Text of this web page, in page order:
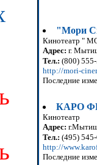
"Мори
Кинотеатр "
Адрес: г.
Тел.: (800)
http://mori-
Последние
КАРО
Кинотеатр
Адрес:
Тел.: (495)
http://
Последние